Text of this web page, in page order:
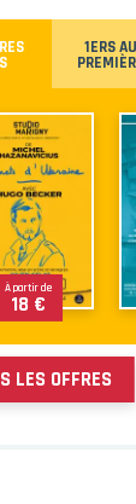
1ERS
À partir de
18 €
LES OFFRES